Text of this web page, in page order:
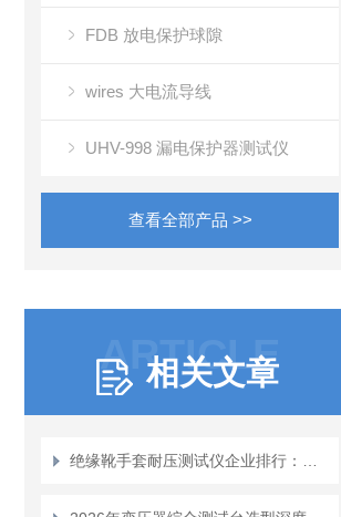
FDB 放电保护球隙
wires 大电流导线
UHV-998 漏电保护器测试仪
查看全部产品 >>
ARTICLE
相关文章